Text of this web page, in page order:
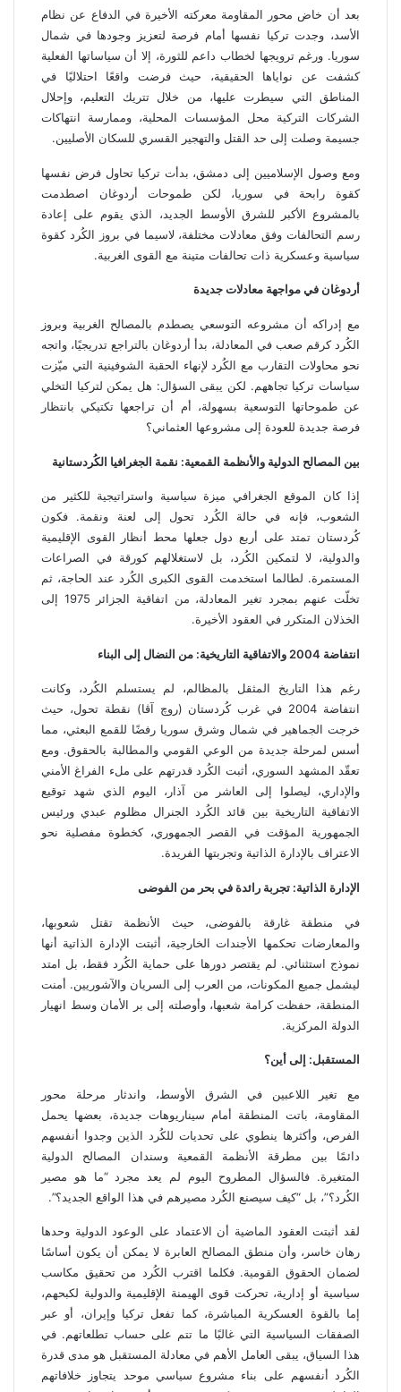
بعد أن خاض محور المقاومة معركته الأخيرة في الدفاع عن نظام
الأسد، وجدت تركيا نفسها أمام فرصة لتعزيز وجودها في شمال
سوريا. ورغم ترويجها لخطاب داعم للثورة، إلا أن سياساتها الفعلية
كشفت عن نواياها الحقيقية، حيث فرضت واقعًا احتلاليًا في
المناطق التي سيطرت عليها، من خلال تتريك التعليم، وإحلال
الشركات التركية محل المؤسسات المحلية، وممارسة انتهاكات
جسيمة وصلت إلى حد القتل والتهجير القسري للسكان الأصليين.
ومع وصول الإسلاميين إلى دمشق، بدأت تركيا تحاول فرض نفسها
كقوة رابحة في سوريا، لكن طموحات أردوغان اصطدمت
بالمشروع الأكبر للشرق الأوسط الجديد، الذي يقوم على إعادة
رسم التحالفات وفق معادلات مختلفة، لاسيما في بروز الكُرد كقوة
سياسية وعسكرية ذات تحالفات متينة مع القوى الغربية.
أردوغان في مواجهة معادلات جديدة
مع إدراكه أن مشروعه التوسعي يصطدم بالمصالح الغربية وبروز
الكُرد كرقم صعب في المعادلة، بدأ أردوغان بالتراجع تدريجيًا، واتجه
نحو محاولات التقارب مع الكُرد لإنهاء الحقبة الشوفينية التي ميّزت
سياسات تركيا تجاههم. لكن يبقى السؤال: هل يمكن لتركيا التخلي
عن طموحاتها التوسعية بسهولة، أم أن تراجعها تكتيكي بانتظار
فرصة جديدة للعودة إلى مشروعها العثماني؟
بين المصالح الدولية والأنظمة القمعية: نقمة الجغرافيا الكُردستانية
إذا كان الموقع الجغرافي ميزة سياسية واستراتيجية للكثير من
الشعوب، فإنه في حالة الكُرد تحول إلى لعنة ونقمة. فكون
كُردستان تمتد على أربع دول جعلها محط أنظار القوى الإقليمية
والدولية، لا لتمكين الكُرد، بل لاستغلالهم كورقة في الصراعات
المستمرة. لطالما استخدمت القوى الكبرى الكُرد عند الحاجة، ثم
تخلّت عنهم بمجرد تغير المعادلة، من اتفاقية الجزائر 1975 إلى
الخذلان المتكرر في العقود الأخيرة.
انتفاضة 2004 والاتفاقية التاريخية: من النضال إلى البناء
رغم هذا التاريخ المثقل بالمظالم، لم يستسلم الكُرد، وكانت
انتفاضة 2004 في غرب كُردستان (روچ آڤا) نقطة تحول، حيث
خرجت الجماهير في شمال وشرق سوريا رفضًا للقمع البعثي، مما
أسس لمرحلة جديدة من الوعي القومي والمطالبة بالحقوق. ومع
تعقّد المشهد السوري، أثبت الكُرد قدرتهم على ملء الفراغ الأمني
والإداري، ليصلوا إلى العاشر من آذار، اليوم الذي شهد توقيع
الاتفاقية التاريخية بين قائد الكُرد الجنرال مظلوم عبدي ورئيس
الجمهورية المؤقت في القصر الجمهوري، كخطوة مفصلية نحو
الاعتراف بالإدارة الذاتية وتجربتها الفريدة.
الإدارة الذاتية: تجربة رائدة في بحر من الفوضى
في منطقة غارقة بالفوضى، حيث الأنظمة تقتل شعوبها،
والمعارضات تحكمها الأجندات الخارجية، أثبتت الإدارة الذاتية أنها
نموذج استثنائي. لم يقتصر دورها على حماية الكُرد فقط، بل امتد
ليشمل جميع المكونات، من العرب إلى السريان والآشوريين. أمنت
المنطقة، حفظت كرامة شعبها، وأوصلته إلى بر الأمان وسط انهيار
الدولة المركزية.
المستقبل: إلى أين؟
مع تغير اللاعبين في الشرق الأوسط، واندثار مرحلة محور
المقاومة، باتت المنطقة أمام سيناريوهات جديدة، بعضها يحمل
الفرص، وأكثرها ينطوي على تحديات للكُرد الذين وجدوا أنفسهم
دائمًا بين مطرقة الأنظمة القمعية وسندان المصالح الدولية
المتغيرة. فالسؤال المطروح اليوم لم يعد مجرد “ما هو مصير
الكُرد؟”، بل “كيف سيصنع الكُرد مصيرهم في هذا الواقع الجديد؟”.
لقد أثبتت العقود الماضية أن الاعتماد على الوعود الدولية وحدها
رهان خاسر، وأن منطق المصالح العابرة لا يمكن أن يكون أساسًا
لضمان الحقوق القومية. فكلما اقترب الكُرد من تحقيق مكاسب
سياسية أو إدارية، تحركت قوى الهيمنة الإقليمية والدولية لكبحهم،
إما بالقوة العسكرية المباشرة، كما تفعل تركيا وإيران، أو عبر
الصفقات السياسية التي غالبًا ما تتم على حساب تطلعاتهم. في
هذا السياق، يبقى العامل الأهم في معادلة المستقبل هو مدى قدرة
الكُرد أنفسهم على بناء مشروع سياسي موحد يتجاوز خلافاتهم